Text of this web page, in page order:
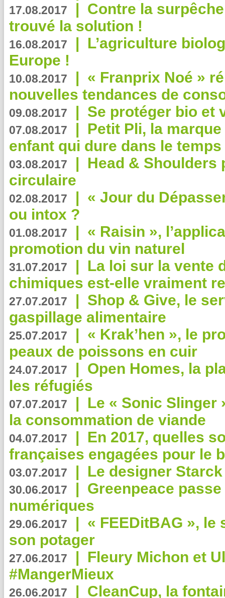
17.08.2017 | Contre la
trouvé la solution !
16.08.2017 | L’agriculture
Europe !
10.08.2017 | « Franprix Noé »
nouvelles tendances de
09.08.2017 | Se protéger bio et
07.08.2017 | Petit Pli, la
enfant qui dure dans le temps
03.08.2017 | Head & Shoulders
circulaire
02.08.2017 | « Jour du
ou intox ?
01.08.2017 | « Raisin »,
promotion du vin naturel
31.07.2017 | La loi sur la vente
chimiques est-elle vraiment
27.07.2017 | Shop & Give, le
gaspillage alimentaire
25.07.2017 | « Krak’hen », le
peaux de poissons en cuir
24.07.2017 | Open Homes, la
les réfugiés
07.07.2017 | Le « Sonic Slinger
la consommation de viande
04.07.2017 | En 2017, quelles
françaises engagées pour le
03.07.2017 | Le designer
30.06.2017 | Greenpeace
numériques
29.06.2017 | « FEEDitBAG », le
son potager
27.06.2017 | Fleury Michon et
#MangerMieux
26.06.2017 | CleanCup, la